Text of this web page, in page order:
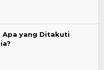
Apa yang Ditakuti